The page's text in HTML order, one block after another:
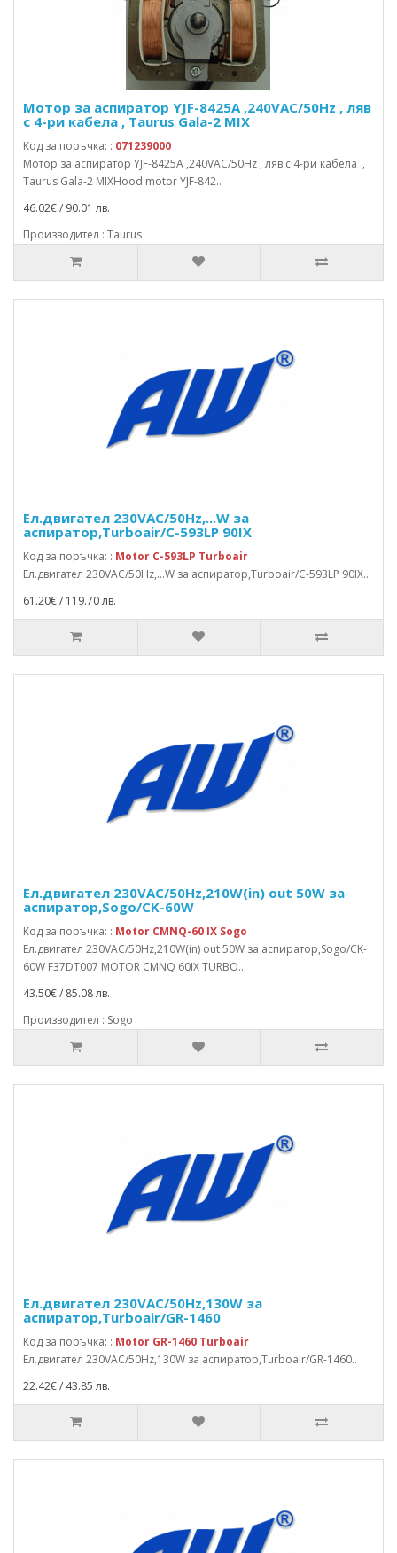
Мотор за аспиратор YJF-8425A ,240VAC/50Hz , ляв
с 4-ри кабела , Taurus Gala-2 MIX
Код за поръчка: : 071239000
Мотор за аспиратор YJF-8425A ,240VAC/50Hz , ляв с 4-ри кабела ,
Taurus Gala-2 MIXHood motor YJF-842..
46.02€ / 90.01 лв.
Производител : Taurus
Ел.двигател 230VAC/50Hz,...W за
аспиратор,Turboair/C-593LP 90IX
Код за поръчка: : Motor C-593LP Turboair
Ел.двигател 230VAC/50Hz,...W за аспиратор,Turboair/C-593LP 90IX..
61.20€ / 119.70 лв.
Ел.двигател 230VAC/50Hz,210W(in) out 50W за
аспиратор,Sogo/CK-60W
Код за поръчка: : Motor CMNQ-60 IX Sogo
Ел.двигател 230VAC/50Hz,210W(in) out 50W за аспиратор,Sogo/CK-
60W F37DT007 MOTOR CMNQ 60IX TURBO..
43.50€ / 85.08 лв.
Производител : Sogo
Ел.двигател 230VAC/50Hz,130W за
аспиратор,Turboair/GR-1460
Код за поръчка: : Motor GR-1460 Turboair
Ел.двигател 230VAC/50Hz,130W за аспиратор,Turboair/GR-1460..
22.42€ / 43.85 лв.